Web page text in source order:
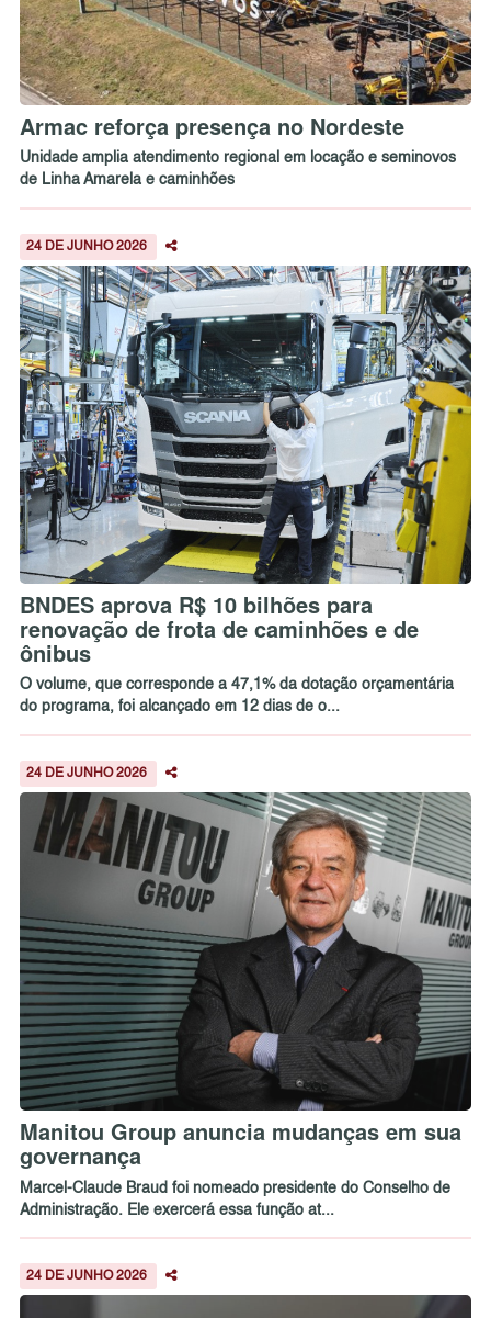
Armac reforça presença no Nordeste
Unidade amplia atendimento regional em locação e seminovos
de Linha Amarela e caminhões
24 DE JUNHO 2026
BNDES aprova R$ 10 bilhões para
renovação de frota de caminhões e de
ônibus
O volume, que corresponde a 47,1% da dotação orçamentária
do programa, foi alcançado em 12 dias de o...
24 DE JUNHO 2026
Manitou Group anuncia mudanças em sua
governança
Marcel-Claude Braud foi nomeado presidente do Conselho de
Administração. Ele exercerá essa função at...
24 DE JUNHO 2026